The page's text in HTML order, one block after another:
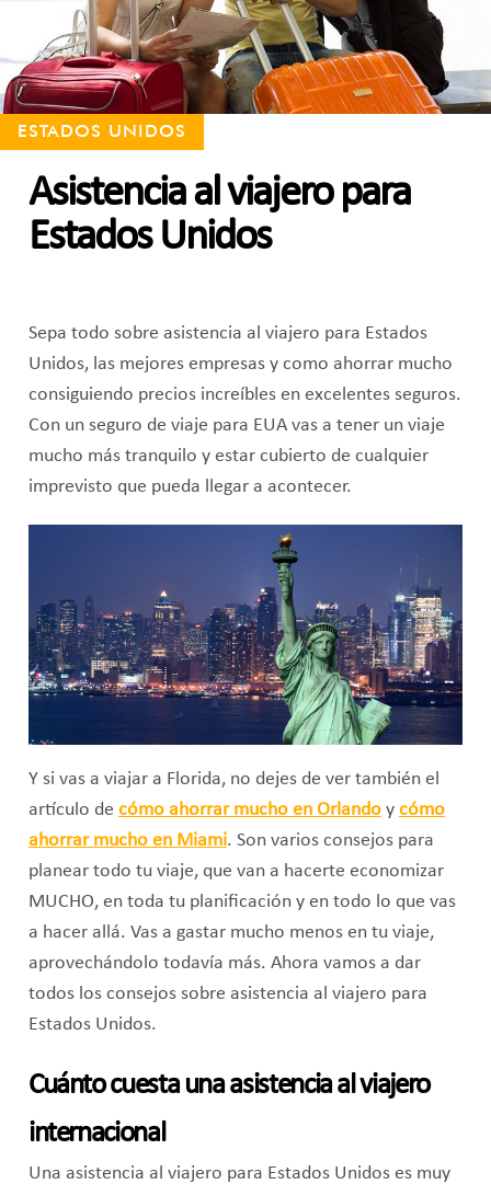
ESTADOS UNIDOS
Asistencia al viajero para
Estados Unidos
Sepa todo sobre asistencia al viajero para Estados
Unidos, las mejores empresas y como ahorrar mucho
consiguiendo precios increíbles en excelentes seguros.
Con un seguro de viaje para EUA vas a tener un viaje
mucho más tranquilo y estar cubierto de cualquier
imprevisto que pueda llegar a acontecer.
Y si vas a viajar a Florida, no dejes de ver también el
artículo de cómo ahorrar mucho en Orlandoy cómo
ahorrar mucho en Miami. Son varios consejos para
planear todo tu viaje, que van a hacerte economizar
MUCHO, en toda tu planificación y en todo lo que vas
a hacer allá. Vas a gastar mucho menos en tu viaje,
aprovechándolo todavía más. Ahora vamos a dar
todos los consejos sobre asistencia al viajero para
Estados Unidos.
Cuánto cuesta una asistencia al viajero
internacional
Una asistencia al viajero para Estados Unidos es muy